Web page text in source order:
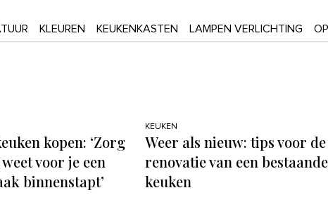
KLEUREN KEUKENKASTEN LAMPEN VERLICHTING
kopen: ‘Zorg
voor je een
binnenstapt’
KEUKEN
Weer als nieuw: tips voor de
renovatie van een bestaande
keuken